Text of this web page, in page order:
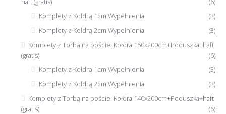
Komplety z Kołdrą 1cm Wypełnienia
(3)
Komplety z Kołdrą 2cm Wypełnienia
(3)
Komplety z Torbą na pościel Kołdra 160x200cm+Poduszka+haft
(gratis)
(6)
Komplety z Kołdrą 1cm Wypełnienia
(3)
Komplety z Kołdrą 2cm Wypełnienia
(3)
Komplety z Torbą na pościel Kołdra 140x200cm+Poduszka+haft
(gratis)
(6)